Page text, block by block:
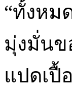
“ทั้งหม
มุ่งมั่นข
แปดเปื้